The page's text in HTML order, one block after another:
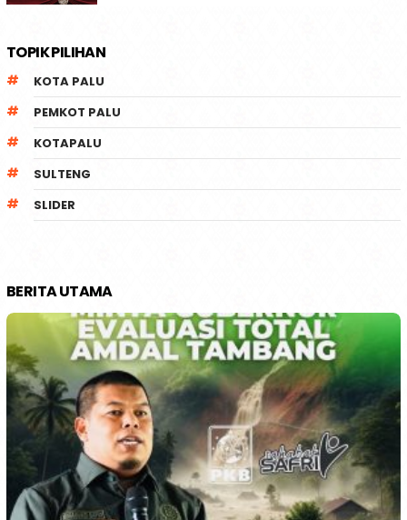
TOPIK PILIHAN
KOTA PALU
PEMKOT PALU
KOTAPALU
SULTENG
SLIDER
BERITA UTAMA